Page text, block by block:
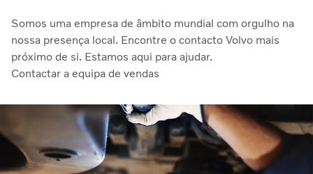
Somos uma empresa de âmbito mundial com orgulho na
nossa presença local. Encontre o contacto Volvo mais
próximo de si. Estamos aqui para ajudar.
Contactar a equipa de vendas